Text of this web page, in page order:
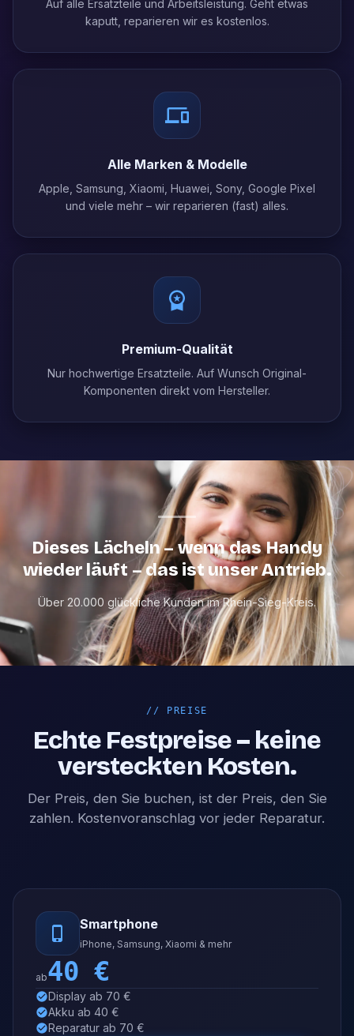
Auf alle Ersatzteile und Arbeitsleistung. Geht etwas
kaputt, reparieren wir es kostenlos.
Alle Marken & Modelle
Apple, Samsung, Xiaomi, Huawei, Sony, Google Pixel
und viele mehr – wir reparieren (fast) alles.
Premium-Qualität
Nur hochwertige Ersatzteile. Auf Wunsch Original-
Komponenten direkt vom Hersteller.
Dieses Lächeln – wenn das Handy
wieder läuft – das ist unser Antrieb.
Über 20.000 glückliche Kunden im Rhein-Sieg-Kreis.
// PREISE
Echte Festpreise – keine
versteckten Kosten.
Der Preis, den Sie buchen, ist der Preis, den Sie
zahlen. Kostenvoranschlag vor jeder Reparatur.
Smartphone
iPhone, Samsung, Xiaomi & mehr
ab40 €
Display ab 70 €
Akku ab 40 €
Reparatur ab 70 €